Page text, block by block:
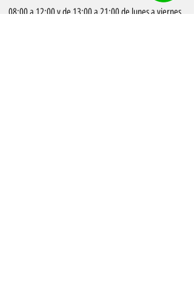
08:00 a 12:00 y de 13:00 a 21:00 de lunes a viernes